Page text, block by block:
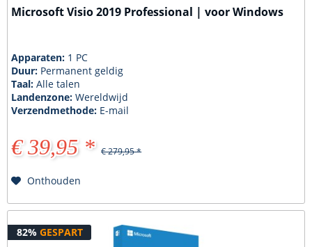
Microsoft Visio 2019 Professional | voor Windows
Apparaten: 1 PC
Duur: Permanent geldig
Taal:Alle talen
Landenzone:Wereldwijd
Verzendmethode: E-mail
€ 39,95 * € 279,95 *
Onthouden
82% GESPART